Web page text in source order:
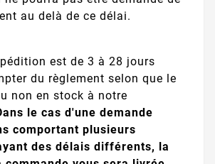
au delà de ce délai.
est de 3 à 28 jours
du règlement selon que le
non en stock à notre
le cas d'une demande
comportant plusieurs
des délais différents, la